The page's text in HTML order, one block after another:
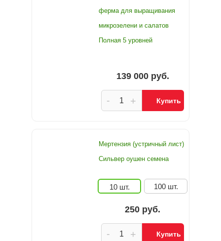
ферма для выращивания
микрозелени и салатов
Полная 5 уровней
139 000 руб.
+
- Купить
Мертензия (устричный лист)
Сильвер оушен семена
10 шт. 100 шт.
250 руб.
+
- Купить